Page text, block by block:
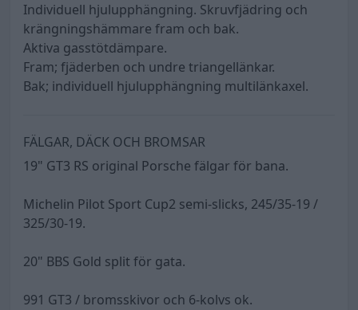
Individuell hjulupphängning. Skruvfjädring och
krängningshämmare fram och bak.
Aktiva gasstötdämpare.
Fram; fjäderben och undre triangellänkar.
Bak; individuell hjulupphängning multilänkaxel.
FÄLGAR, DÄCK OCH BROMSAR
19" GT3 RS original Porsche fälgar för bana.
Michelin Pilot Sport Cup2 semi-slicks, 245/35-19 /
325/30-19.
20" BBS Gold split för gata.
991 GT3 / bromsskivor och 6-kolvs ok.